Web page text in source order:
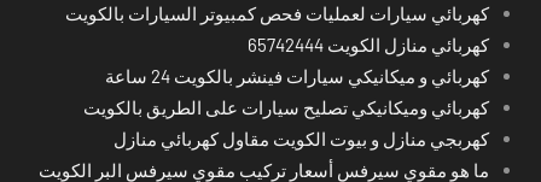
كهربائي سيارات لعمليات فحص كمبيوتر السيارات بالكويت
كهربائي منازل الكويت 65742444
كهربائي و ميكانيكي سيارات فينشر بالكويت 24 ساعة
كهربائي وميكانيكي تصليح سيارات على الطريق بالكويت
كهربجي منازل و بيوت الكويت مقاول كهربائي منازل
ما هو مقوي سيرفس أسعار تركيب مقوي سيرفس البر الكويت